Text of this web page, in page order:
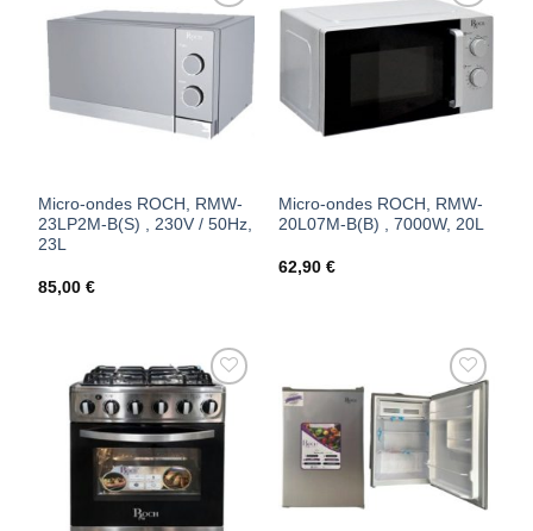
AJOUTER
À MES
FAVORIS
Micro-ondes ROCH, RMW-
23LP2M-B(S) , 230V / 50Hz,
23L
85,00€
AJOUTER
À MES
Micro-ondes ROCH, RMW-
20L07M-B(B) , 7000W, 20L
62,90 €
AJOUTER
À MES
FAVORIS
AJOUTER
À MES
FAVORIS